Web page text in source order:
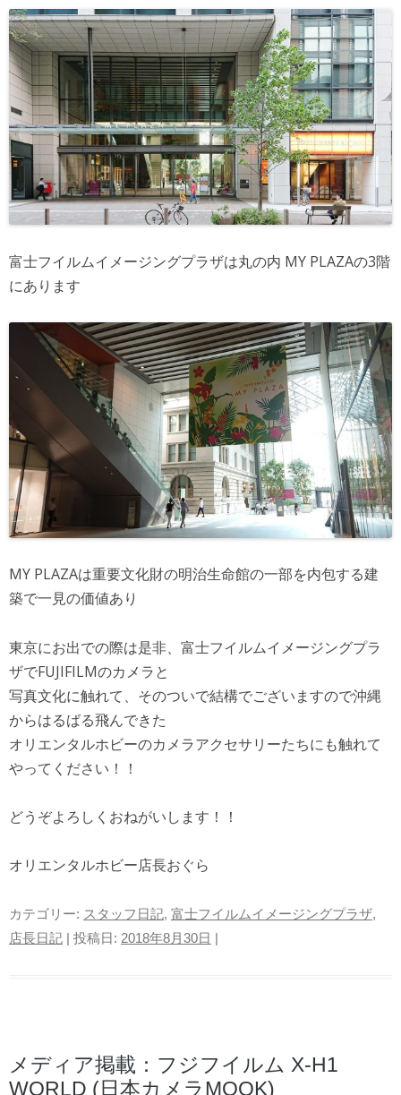
富士フイルムイメージングプラザは丸の内 MY PLAZAの3階
にあります
MY PLAZAは重要文化財の明治生命館の一部を内包する建
築で一見の価値あり
東京にお出での際は是非、富士フイルムイメージングプラ
ザでFUJIFILMのカメラと
写真文化に触れて、そのついで結構でございますので沖縄
からはるばる飛んできた
オリエンタルホビーのカメラアクセサリーたちにも触れて
やってください！！
どうぞよろしくおねがいします！！
オリエンタルホビー店長おぐら
カテゴリー: スタッフ日記, 富士フイルムイメージングプラザ,
店長日記 | 投稿日: 2018年8月30日
メディア掲載：フジフイルム X-H1
WORLD (日本カメラMOOK)